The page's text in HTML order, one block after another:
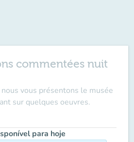
commentées nuit
vous présentons le musée
sur quelques oeuvres.
para hoje